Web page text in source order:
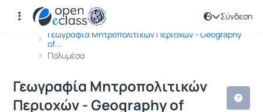
Σύνδεση
Αρχική Σελίδα
Γεωγραφία Μητροπολιτικών Περιοχών - Geography
of...
Πολυμέσα
Μάθημα : Γεωγραφία
Κωδικός : GEO115
Γεωγραφία Μητροπολιτικών
Περιοχών - Geography of